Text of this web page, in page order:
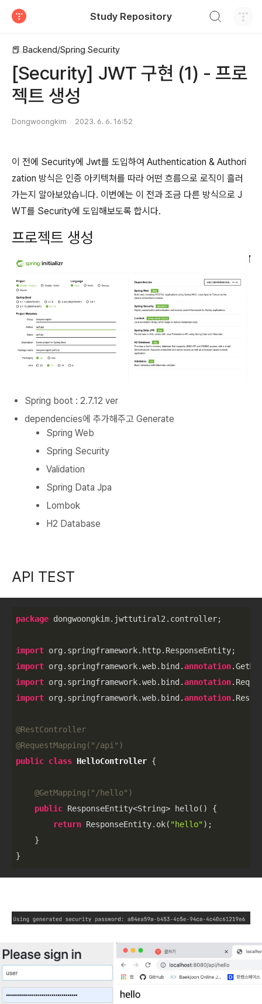
Study Repository
📕 Backend/Spring Security
[Security] JWT 구현 (1) - 프로
젝트 생성
Dongwoongkim 2023. 6. 6. 16:52
이 전에 Security에 Jwt를 도입하여 Authentication & Authori
zation 방식은 인증 아키텍쳐를 따라 어떤 흐름으로 로직이 흘러
가는지 알아보았습니다. 이번에는 이 전과 조금 다른 방식으로 J
WT를 Security에 도입해보도록 합시다.
프로젝트 생성
Spring boot : 2.7.12 ver
dependencies에 추가해주고 Generate
Spring Web
Spring Security
Validation
Spring Data Jpa
Lombok
H2 Database
API TEST
package dongwoongkim.jwttutiral2.controller;
import
import org.springframework.web.bind.annotation
import org.springframework.web.bind.annotation
import org.springframework.web.bind.annotation
@RestController
@RequestMapping( "/api" )
public class HelloController {
@GetMapping( "/hello" )
public ResponseEntity<String> hello() {
return ResponseEntity.ok( "hello");
    }
}